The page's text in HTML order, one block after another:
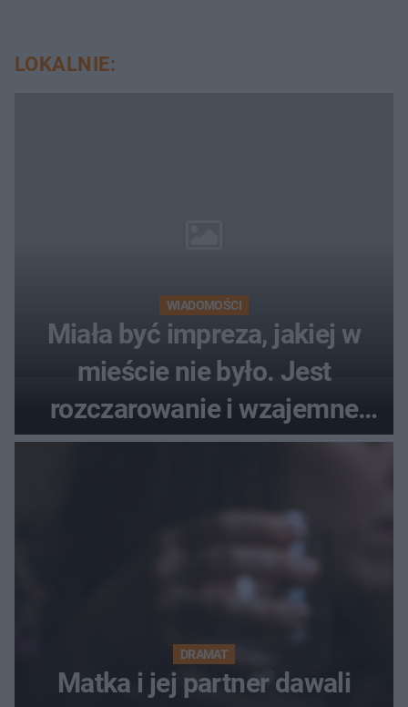
LOKALNIE:
WIADOMOŚCI
Miała być impreza, jakiej w
mieście nie było. Jest
rozczarowanie i wzajemne
obwinianie. Dlaczego Peak
DRAMAT
Matka i jej partner dawali